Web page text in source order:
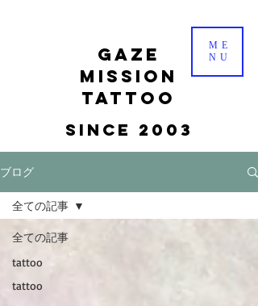
gaze
mission
tattoo
Since 2003
ME
NU
ブログ
全ての記事
tattoo
tattoo
全ての記事